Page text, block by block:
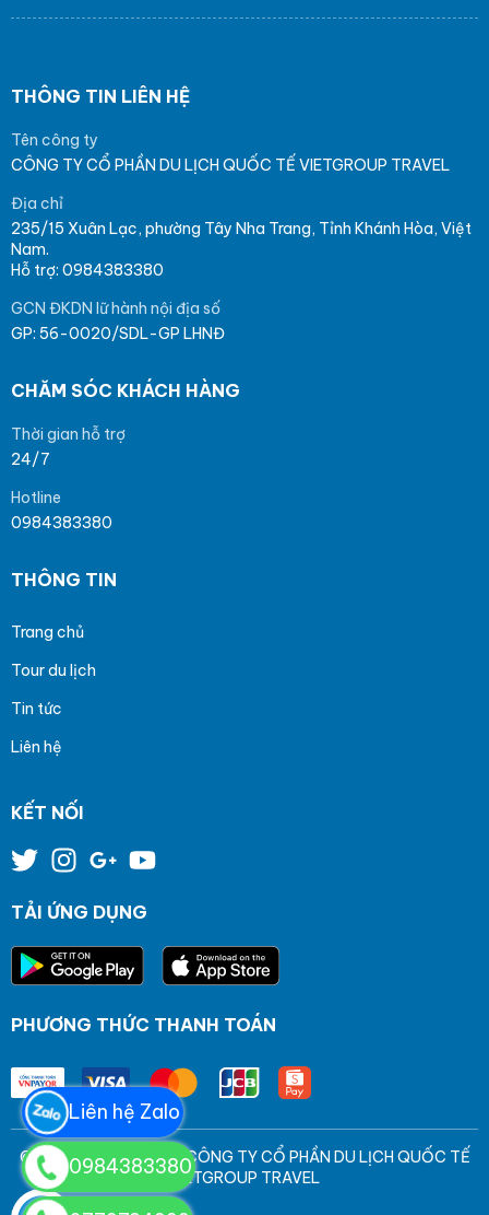
THÔNG TIN LIÊN HỆ
Tên công ty
CÔNG TY CỔ PHẦN DU LỊCH QUỐC TẾ VIETGROUP TRAVEL
Địa chỉ
235/15 Xuân Lạc, phường Tây Nha Trang, Tỉnh Khánh Hòa, Việt
Nam.
Hỗ trợ: 0984383380
GCN ĐKDN lữ hành nội địa số
GP: 56-0020/SDL-GP LHNĐ
CHĂM SÓC KHÁCH HÀNG
Thời gian hỗ trợ
24/7
Hotline
0984383380
THÔNG TIN
Trang chủ
Tour du lịch
Tin tức
Liên hệ
KẾT NỐI
TẢI ỨNG DỤNG
PHƯƠNG THỨC THANH TOÁN
© Bản quyền thuộc về CÔNG TY CỔ PHẦN DU LỊCH QUỐC TẾ
VIETGROUP TRAVEL
0984383380
Liên hệ Zalo